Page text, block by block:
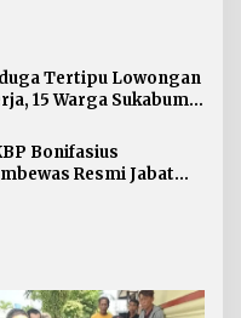
Tertipu Lowongan
15 Warga Sukabumi
Bonifasius
Resmi Jabat
Diproses Tanpa